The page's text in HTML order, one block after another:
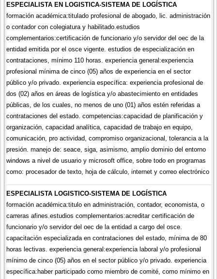
ESPECIALISTA EN LOGISTICA-SISTEMA DE LOGÍSTICA
formación académica:titulado profesional de abogado, lic. administración
o contador con colegiatura y habilitado.estudios
complementarios:certificación de funcionario y/o servidor del oec de la
entidad emitida por el osce vigente. estudios de especialización en
contrataciones, mínimo 110 horas. experiencia general:experiencia
profesional mínima de cinco (05) años de experiencia en el sector
público y/o privado. experiencia específica: experiencia profesional de
dos (02) años en áreas de logística y/o abastecimiento en entidades
públicas, de los cuales, no menos de uno (01) años estén referidas a
contrataciones del estado. competencias:capacidad de planificación y
organización, capacidad analítica, capacidad de trabajo en equipo,
comunicación, pro actividad, compromiso organizacional, tolerancia a la
presión. manejo de: seace, siga, asimismo, amplio dominio del entorno
windows a nivel de usuario y microsoft office, sobre todo en programas
como: procesador de texto, hoja de cálculo, internet y correo electrónico
ESPECIALISTA LOGISTICO-SISTEMA DE LOGÍSTICA
formación académica:titulo en administración, contador, economista, o
carreras afines.estudios complementarios:acreditar certificación de
funcionario y/o servidor del oec de la entidad a cargo del osce.
capacitación especializada en contrataciones del estado, mínima de 80
horas lectivas. experiencia general:experiencia laboral y/o profesional
mínimo de cinco (05) años en el sector público y/o privado. experiencia
específica:haber participado como miembro de comité, como mínimo en